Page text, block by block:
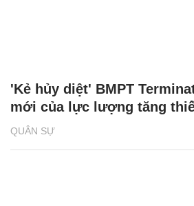
QUÂN SỰ
'Kẻ hủy diệt' BMPT
mới của lực lượng tăng